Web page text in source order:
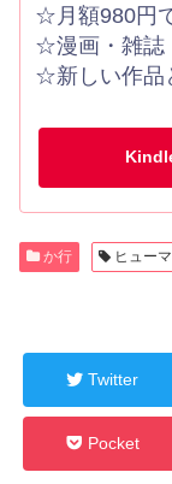
☆月額980円
☆漫画・雑誌
☆新しい作品
か行 ヒュー
Twitter
Pocket